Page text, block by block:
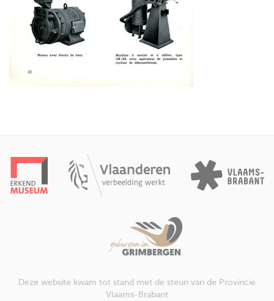
Deze website kwam tot stand met de steun van de Provincie
Vlaams-Brabant